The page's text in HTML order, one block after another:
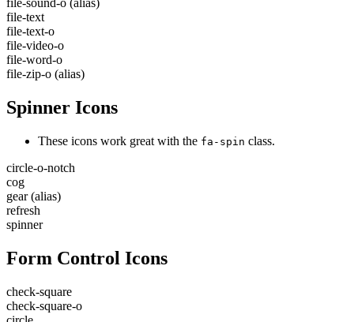
file-sound-o (alias)
file-text
file-text-o
file-video-o
file-word-o
file-zip-o (alias)
Spinner Icons
These icons work great with the fa-spin class.
circle-o-notch
cog
gear(alias)
refresh
spinner
Form Control Icons
check-square
check-square-o